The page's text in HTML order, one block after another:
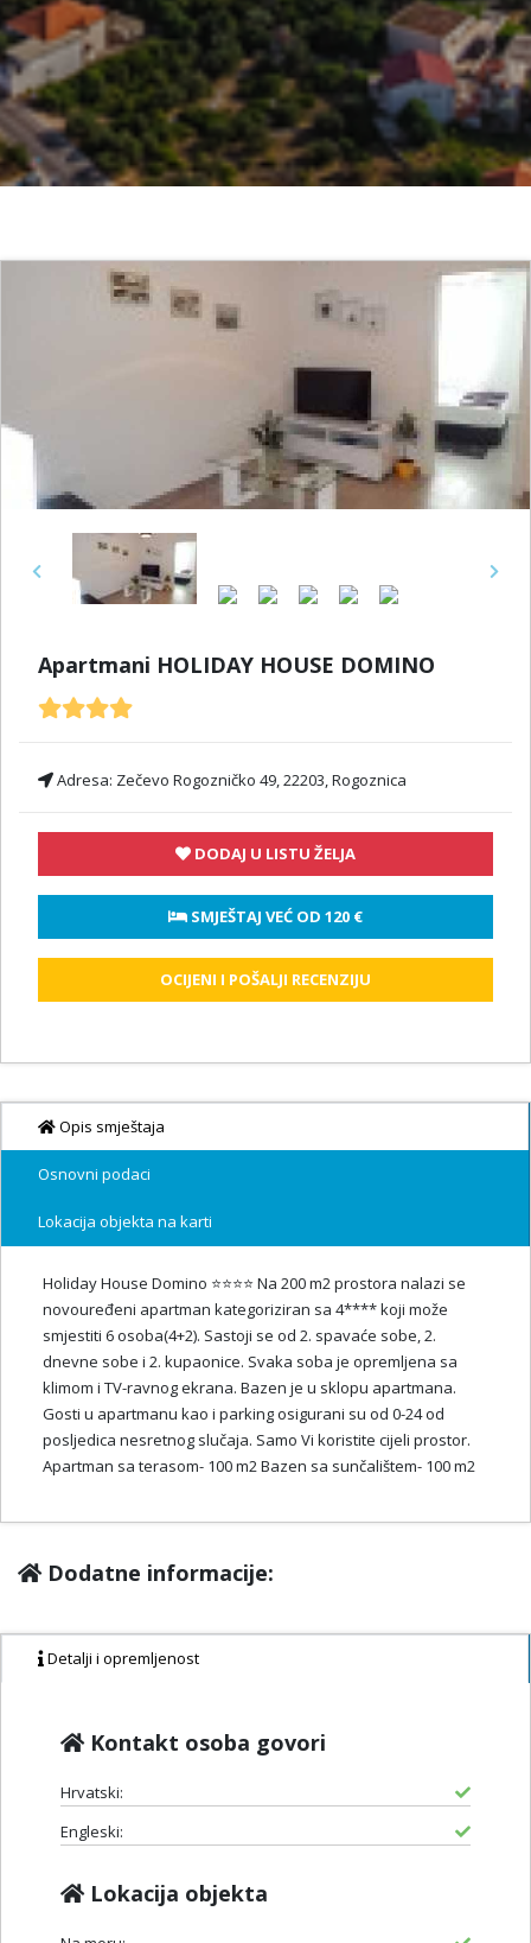
Previous Next
Apartmani HOLIDAY HOUSE DOMINO
Adresa: Zečevo Rogozničko 49, 22203, Rogoznica
DODAJ U LISTU ŽELJA
SMJEŠTAJ VEĆ OD 120 €
OCIJENI I POŠALJI RECENZIJU
Opis smještaja
Osnovni podaci
Lokacija objekta na karti
Holiday House Domino ⭐⭐⭐⭐ Na 200 m2 prostora nalazi se
novouređeni apartman kategoriziran sa 4**** koji može
smjestiti 6 osoba(4+2). Sastoji se od 2. spavaće sobe, 2.
dnevne sobe i 2. kupaonice. Svaka soba je opremljena sa
klimom i TV-ravnog ekrana. Bazen je u sklopu apartmana.
Gosti u apartmanu kao i parking osigurani su od 0-24 od
posljedica nesretnog slučaja. Samo Vi koristite cijeli prostor.
Apartman sa terasom- 100 m2 Bazen sa sunčalištem- 100 m2
Dodatne informacije:
Detalji i opremljenost
Kontakt osoba govori
Hrvatski:
Engleski:
Lokacija objekta